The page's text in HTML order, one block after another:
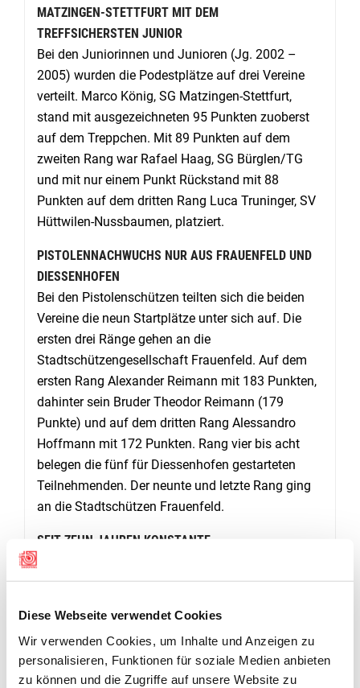
Diese Webseite verwendet Cookies
Wir verwenden Cookies, um Inhalte und Anzeigen zu
personalisieren, Funktionen für soziale Medien anbieten
zu können und die Zugriffe auf unsere Website zu
MATZINGEN-STETTFURT MIT DEM
TREFFSICHERSTEN JUNIOR
Bei den Juniorinnen und Junioren (Jg. 2002 –
2005) wurden die Podestplätze auf drei Vereine
verteilt. Marco König, SG Matzingen-Stettfurt,
stand mit ausgezeichneten 95 Punkten zuoberst
auf dem Treppchen. Mit 89 Punkten auf dem
zweiten Rang war Rafael Haag, SG Bürglen/TG
und mit nur einem Punkt Rückstand mit 88
Punkten auf dem dritten Rang Luca Truninger, SV
Hüttwilen-Nussbaumen, platziert.
PISTOLENNACHWUCHS NUR AUS FRAUENFELD UND
DIESSENHOFEN
Bei den Pistolenschützen teilten sich die beiden
Vereine die neun Startplätze unter sich auf. Die
ersten drei Ränge gehen an die
Stadtschützengesellschaft Frauenfeld. Auf dem
ersten Rang Alexander Reimann mit 183 Punkten,
dahinter sein Bruder Theodor Reimann (179
Punkte) und auf dem dritten Rang Alessandro
Hoffmann mit 172 Punkten. Rang vier bis acht
belegen die fünf für Diessenhofen gestarteten
Teilnehmenden. Der neunte und letzte Rang ging
an die Stadtschützen Frauenfeld.
SEIT ZEHN JAHREN KONSTANTE
An der Rangverkündigung konnte der Ressortleiter
Preise aushändigen. Auch die hier nicht genannten
Teilnehmenden durften eine Gabe des
Anlasssponsors in Empfang nehmen.